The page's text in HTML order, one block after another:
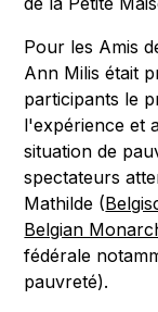
Pour les Amis
Ann Milis était
participants le
l'expérience et
situation de
spectateurs
Mathilde (
Belgian
fédérale
pauvreté).